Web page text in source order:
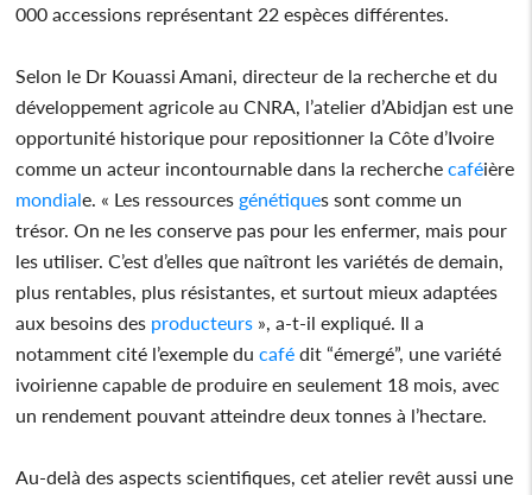
000 accessions représentant 22 espèces différentes.
Selon le Dr Kouassi Amani, directeur de la recherche et du
développement agricole au CNRA, l’atelier d’Abidjan est une
opportunité historique pour repositionner la Côte d’Ivoire
comme un acteur incontournable dans la recherche caféière
mondiale. « Les ressources génétiques sont comme un
trésor. On ne les conserve pas pour les enfermer, mais pour
les utiliser. C’est d’elles que naîtront les variétés de demain,
plus rentables, plus résistantes, et surtout mieux adaptées
aux besoins des producteurs », a-t-il expliqué. Il a
notamment cité l’exemple du café dit “émergé”, une variété
ivoirienne capable de produire en seulement 18 mois, avec
un rendement pouvant atteindre deux tonnes à l’hectare.
Au-delà des aspects scientifiques, cet atelier revêt aussi une